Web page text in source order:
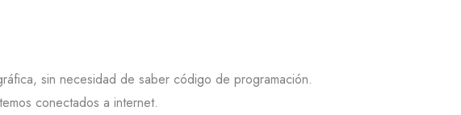
sin necesidad de saber código de programación.
conectados a internet.